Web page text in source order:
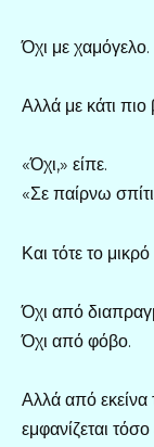
Όχι με χαμόγελο.
Αλλά με κάτι πιο
«Όχι,» είπε.
«Σε παίρνω
Και τότε το
Όχι από
Όχι από φόβο.
Αλλά από εκείνα
εμφανίζεται